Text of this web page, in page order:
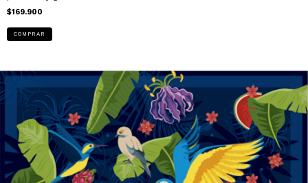
$169.900